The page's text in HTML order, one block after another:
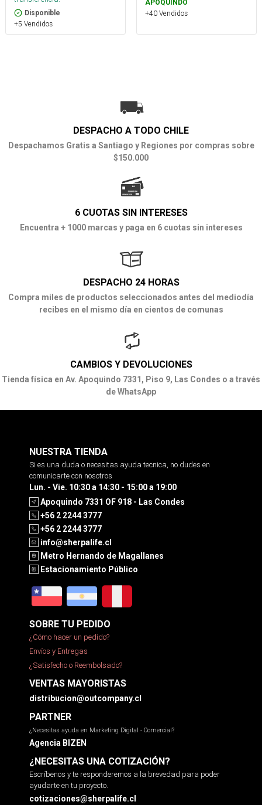
Disponible
+5 Vendidos
APOQUINDO
+40 Vendidos
DESPACHO A TODO CHILE
Despachamos Gratis a Santiago y Regiones por compras sobre
$150.000
6 CUOTAS SIN INTERESES
Encuentra + 1000 marcas y paga en 6 cuotas sin intereses
DESPACHO 24 HORAS
Compra miles de productos seleccionados antes del mediodía
recibes en el mismo día en cientos de comunas
CAMBIOS Y DEVOLUCIONES
Tienda física en Av. Apoquindo 7331, Piso 9, Las Condes o a través
de WhatsApp
NUESTRA TIENDA
Si es una duda o necesitas ayuda tecnica, no dudes en
comunicarte con nosotros
Lun. - Vie. 10:30 a 14:30 - 15:00 a 19:00
Apoquindo 7331 OF 918 - Las Condes
+56 2 2244 3777
+56 2 2244 3777
info@sherpalife.cl
Metro Hernando de Magallanes
Estacionamiento Público
SOBRE TU PEDIDO
¿Cómo hacer un pedido?
Envíos y Entregas
¿Satisfecho o Reembolsado?
VENTAS MAYORISTAS
distribucion@outcompany.cl
PARTNER
¿Necesitas ayuda en Marketing Digital - Comercial?
Agencia BIZEN
¿NECESITAS UNA COTIZACIÓN?
Escríbenos y te responderemos a la brevedad para poder
ayudarte en tu proyecto.
cotizaciones@sherpalife.cl